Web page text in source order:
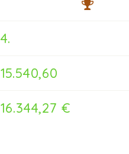
4.
15.540,60
16.344,27 €